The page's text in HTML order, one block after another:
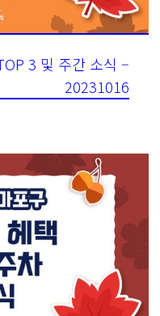
3 및 주간 소식 –
20231016